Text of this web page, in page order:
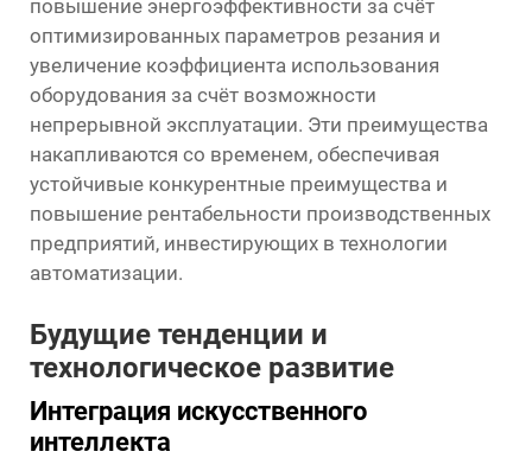
повышение энергоэффективности за счёт
оптимизированных параметров резания и
увеличение коэффициента использования
оборудования за счёт возможности
непрерывной эксплуатации. Эти преимущества
накапливаются со временем, обеспечивая
устойчивые конкурентные преимущества и
повышение рентабельности производственных
предприятий, инвестирующих в технологии
автоматизации.
Будущие тенденции и
технологическое развитие
Интеграция искусственного
интеллекта